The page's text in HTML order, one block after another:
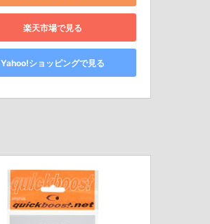
楽天市場で見る
Yahoo!ショッピングで見る